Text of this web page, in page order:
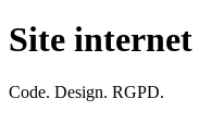
Site internet
Code. Design. RGPD.